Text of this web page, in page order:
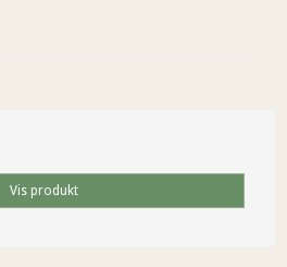
Vis produkt